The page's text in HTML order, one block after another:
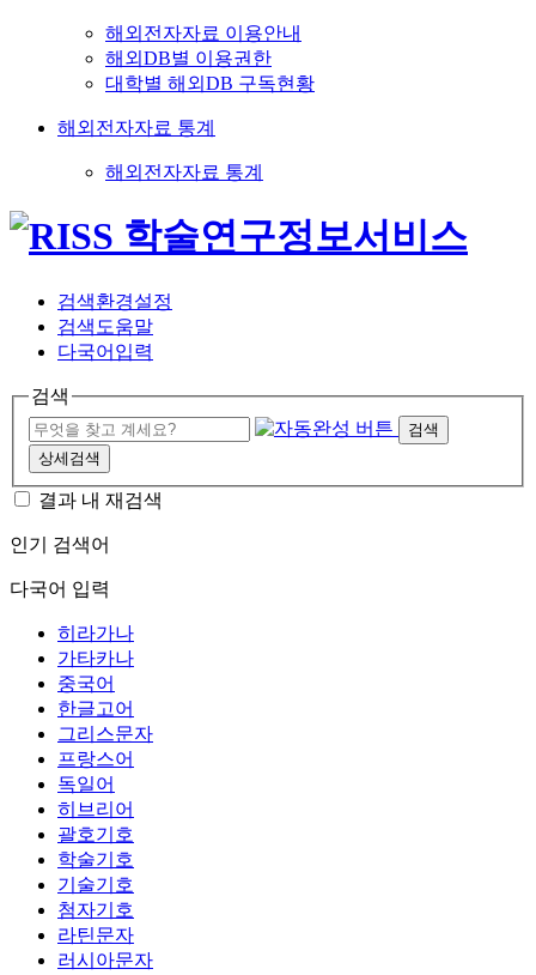
해외전자자료 이용안내
해외DB별 이용권한
대학별 해외DB 구독현황
해외전자자료 통계
해외전자자료 통계
검색환경설정
검색도움말
다국어입력
검색
검색
상세검색
결과 내 재검색
인기 검색어
다국어 입력
히라가나
가타카나
중국어
한글고어
그리스문자
프랑스어
독일어
히브리어
괄호기호
학술기호
기술기호
첨자기호
라틴문자
러시아문자